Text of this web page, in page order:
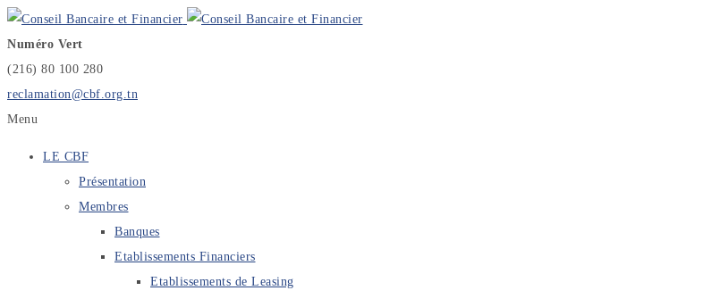
Numéro Vert
(216) 80 100 280
reclamation@cbf.org.tn
Menu
LE CBF
Présentation
Membres
Banques
Etablissements Financiers
Etablissements de Leasing